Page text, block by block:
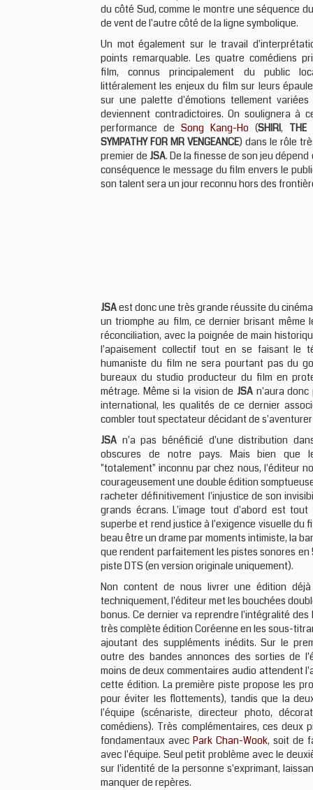
du côté Sud, comme le montre une séquence
de vent de l'autre côté de la ligne symbolique.
Un mot également sur le travail
points remarquable. Les quatre comédiens
film, connus principalement du public
littéralement les enjeux du film sur leurs
sur une palette d'émotions tellement variées
deviennent contradictoires. On soulignera à
performance de Song Kang-Ho (SHIRI, THE
SYMPATHY FOR MR VENGEANCE) dans le rôle
premier deJSA. De la finesse de son jeu
conséquence le message du film envers le
son talent sera un jour reconnu hors des
JSAest donc une très grande réussite du
un triomphe au film, ce dernier brisant
réconciliation, avec la poignée de main
l'apaisement collectif tout en se faisant le
humaniste du film ne sera pourtant pas du
bureaux du studio producteur du film en
métrage. Même si la vision deJSA n'aura donc
international, les qualités de ce dernier
combler tout spectateur décidant de
JSA n'a pas bénéficié d'une distribution
obscures de notre pays. Mais bien que
"totalement" inconnu par chez nous, l'éditeur
courageusement une double édition
racheter définitivement l'injustice de son
grands écrans. L'image tout d'abord est tout
superbe et rend justice à l'exigence visuelle du
beau être un drame par moments intimiste, la
que rendent parfaitement les pistes sonores en
piste DTS (en version originale uniquement).
Non content de nous livrer une édition déjà
techniquement, l'éditeur met les bouchées
bonus. Ce dernier va reprendre l'intégralité des
très complète édition Coréenne en les sous-
ajoutant des suppléments inédits. Sur le
outre des bandes annonces des sorties de
moins de deux commentaires audio attendent
cette édition. La première piste propose les
pour éviter les flottements), tandis que la
l'équipe (scénariste, directeur photo,
comédiens). Très complémentaires, ces
fondamentaux avecPark Chan-Wook, soit de
avec l'équipe. Seul petit problème avec le
sur l'identité de la personne s'exprimant,
manquer de repères.